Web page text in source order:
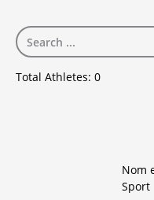
Total Athletes: 0
Nom
Sport